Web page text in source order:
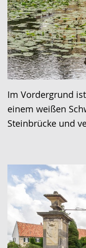
Im Vordergrund
einem weißen
Steinbrücke und